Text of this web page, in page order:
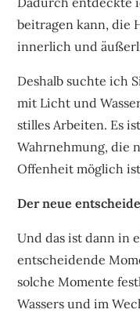
beitragen kann, die
innerlich und
Deshalb suchte ich
mit Licht und
stilles Arbeiten. Es
Wahrnehmung, die
Offenheit möglich
Der neue
Und das ist dann in
entscheidende
solche Momente
Wassers und im